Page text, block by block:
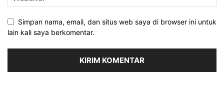
Simpan nama, email, dan situs web saya di browser ini untuk
lain kali saya berkomentar.